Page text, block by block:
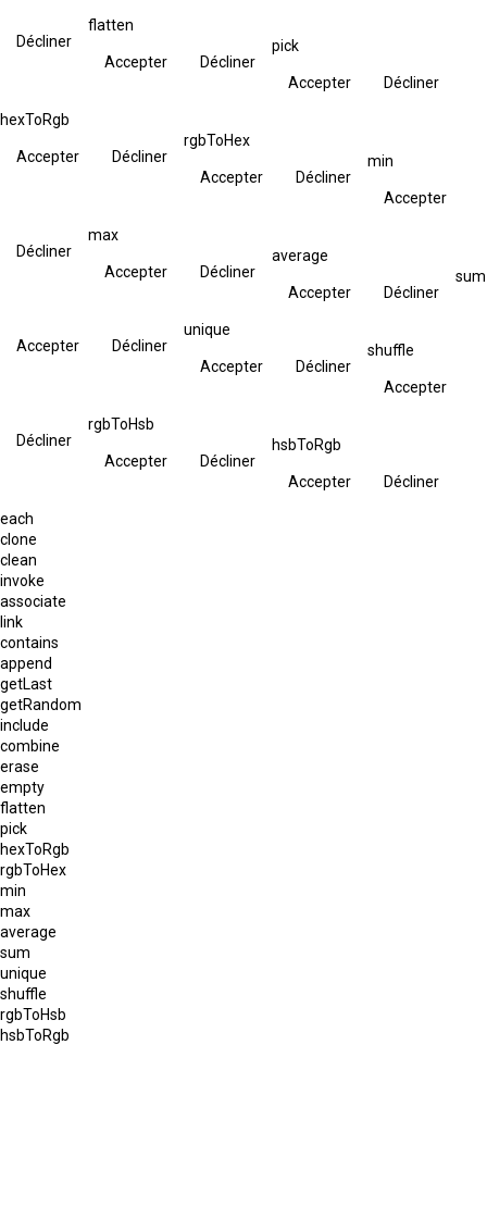
Décliner
flatten
Accepter Décliner
pick
Accepter Décliner
hexToRgb
Accepter Décliner
rgbToHex
Accepter Décliner
min
Accepter
Décliner
max
Accepter Décliner
average
Accepter Décliner
sum
Accepter Décliner
unique
Accepter Décliner
shuffle
Accepter
Décliner
rgbToHsb
Accepter Décliner
hsbToRgb
Accepter Décliner
each
clone
clean
invoke
associate
link
contains
append
getLast
getRandom
include
combine
erase
empty
flatten
pick
hexToRgb
rgbToHex
min
max
average
sum
unique
shuffle
rgbToHsb
hsbToRgb